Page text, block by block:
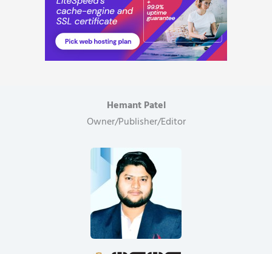
Hemant Patel
Owner/Publisher/Editor